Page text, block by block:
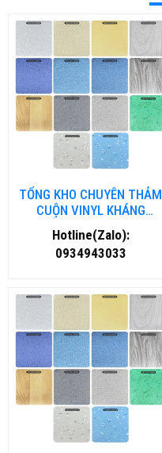
TỔNG KHO CHUYÊN THẢM
CUỘN VINYL KHÁNG
KHUẨN TẠI THANH HOÁ
Hotline(Zalo):
0934943033